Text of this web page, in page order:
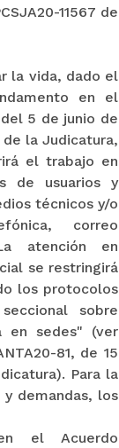
11567 de
la vida, dado el
en el
5 de junio de
la Judicatura,
el trabajo en
de usuarios y
técnicos y/o
correo
atención en
se restringirá
los protocolos
sobre
en sedes" (ver
81, de 15
Para la
demandas, los
el Acuerdo